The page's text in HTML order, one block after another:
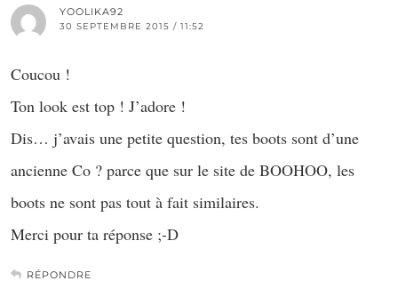
YOOLIKA92
30 SEPTEMBRE 2015 / 11:52
Coucou !
Ton look est top ! J’adore !
Dis… j’avais une petite question, tes boots sont d’une
ancienne Co ? parce que sur le site de BOOHOO, les
boots ne sont pas tout à fait similaires.
Merci pour ta réponse ;-D
RÉPONDRE